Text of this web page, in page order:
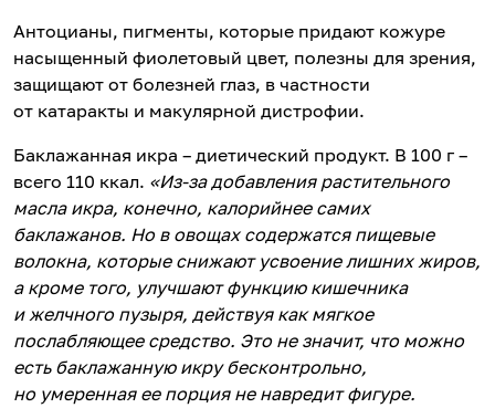
Антоцианы, пигменты, которые придают кожуре
насыщенный фиолетовый цвет, полезны для зрения,
защищают от болезней глаз, в частности
от катаракты и макулярной дистрофии.
Баклажанная икра – диетический продукт. В 100 г –
всего 110 ккал. «Из-за добавления растительного
масла икра, конечно, калорийнее самих
баклажанов. Но в овощах содержатся пищевые
волокна, которые снижают усвоение лишних жиров,
а кроме того, улучшают функцию кишечника
и желчного пузыря, действуя как мягкое
послабляющее средство. Это не значит, что можно
есть баклажанную икру бесконтрольно,
но умеренная ее порция не навредит фигуре.